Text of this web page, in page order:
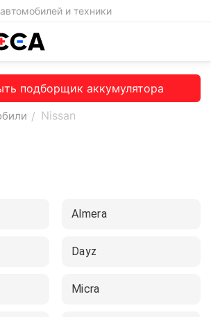
и техники
подборщик аккумулятора
/ Nissan
Almera
Dayz
Micra